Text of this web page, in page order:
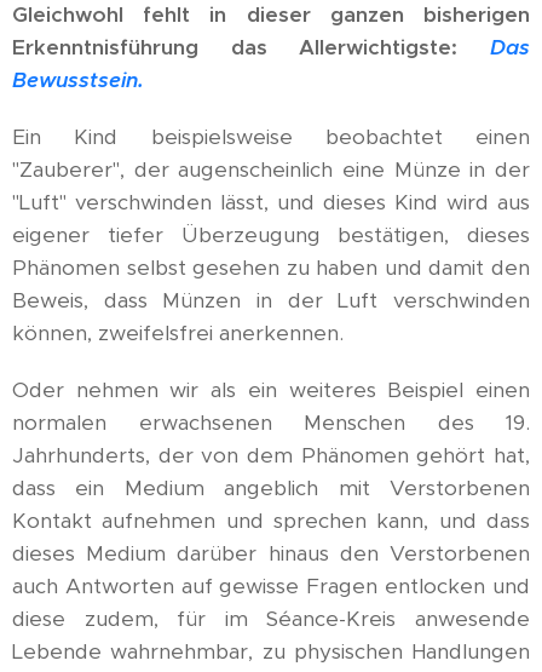
Gleichwohl fehlt in dieser ganzen bisherigen
Erkenntnisführung das Allerwichtigste: Das
Bewusstsein.
Ein Kind beispielsweise beobachtet einen
"Zauberer", der augenscheinlich eine Münze in der
"Luft" verschwinden lässt, und dieses Kind wird aus
eigener tiefer Überzeugung bestätigen, dieses
Phänomen selbst gesehen zu haben und damit den
Beweis, dass Münzen in der Luft verschwinden
können, zweifelsfrei anerkennen.
Oder nehmen wir als ein weiteres Beispiel einen
normalen erwachsenen Menschen des 19.
Jahrhunderts, der von dem Phänomen gehört hat,
dass ein Medium angeblich mit Verstorbenen
Kontakt aufnehmen und sprechen kann, und dass
dieses Medium darüber hinaus den Verstorbenen
auch Antworten auf gewisse Fragen entlocken und
diese zudem, für im Séance-Kreis anwesende
Lebende wahrnehmbar, zu physischen Handlungen